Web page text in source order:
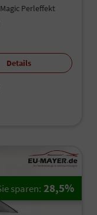
Perleffekt
Details
sparen: 28,5%